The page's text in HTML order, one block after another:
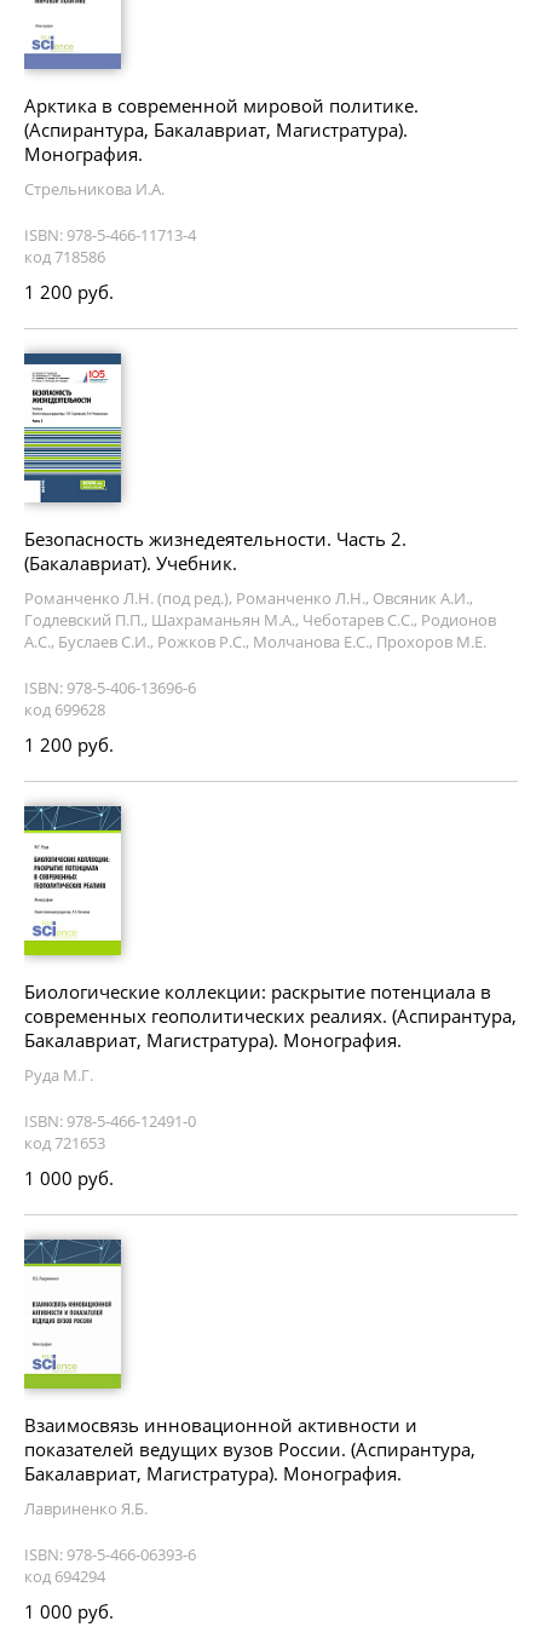
Арктика в современной мировой политике.
(Аспирантура, Бакалавриат, Магистратура).
Монография.
Стрельникова И.А.
ISBN: 978-5-466-11713-4
код 718586
1 200 руб.
Безопасность жизнедеятельности. Часть 2.
(Бакалавриат). Учебник.
Романченко Л.Н. (под ред.), Романченко Л.Н., Овсяник А.И.,
Годлевский П.П., Шахраманьян М.А., Чеботарев С.С., Родионов
А.С., Буслаев С.И., Рожков Р.С., Молчанова Е.С., Прохоров М.Е.
ISBN: 978-5-406-13696-6
код 699628
1 200 руб.
Биологические коллекции: раскрытие потенциала в
современных геополитических реалиях. (Аспирантура,
Бакалавриат, Магистратура). Монография.
Руда М.Г.
ISBN: 978-5-466-12491-0
код 721653
1 000 руб.
Взаимосвязь инновационной активности и
показателей ведущих вузов России. (Аспирантура,
Бакалавриат, Магистратура). Монография.
Лавриненко Я.Б.
ISBN: 978-5-466-06393-6
код 694294
1 000 руб.